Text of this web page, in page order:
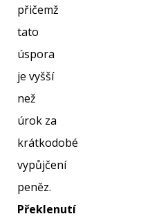
přičemž
tato
úspora
je vyšší
než
úrok za
krátkodobé
vypůjčení
peněz.
Překlenutí